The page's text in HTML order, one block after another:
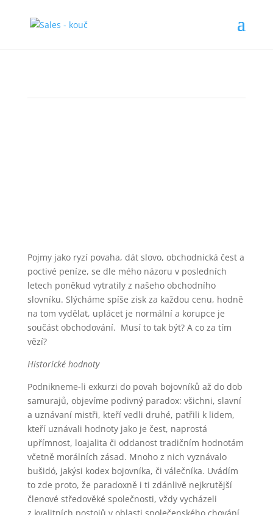
Pojmy jako ryzí povaha, dát slovo, obchodnická čest a
poctivé peníze, se dle mého názoru v posledních
letech poněkud vytratily z našeho obchodního
slovníku. Slýcháme spíše zisk za každou cenu, hodně
na tom vydělat, uplácet je normální a korupce je
součást obchodování. Musí to tak být? A co za tím
vězí?
Historické hodnoty
Podnikneme-li exkurzi do povah bojovníků až do dob
samurajů, objevíme podivný paradox: všichni, slavní
a uznávaní mistři, kteří vedli druhé, patřili k lidem,
kteří uznávali hodnoty jako je čest, naprostá
upřímnost, loajalita či oddanost tradičním hodnotám
včetně morálních zásad. Mnoho z nich vyznávalo
bušidó, jakýsi kodex bojovníka, či válečníka. Uvádím
to zde proto, že paradoxně i ti zdánlivě nejkrutější
členové středověké společnosti, vždy vycházeli